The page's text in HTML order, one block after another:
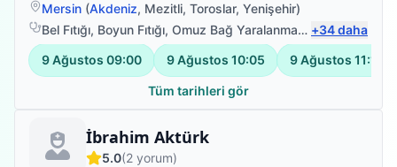
Mersin (Akdeniz, Mezitli, Toroslar, Yenişehir)
Bel Fıtığı, Boyun Fıtığı, Omuz Bağ Yaralanması ,Bel Ağrısı
+34daha
9 Ağustos 09:00 9 Ağustos 10:05 9 Ağustos 11:10
Tüm tarihleri gör
İbrahim Aktürk
Fizyoterapist
5.0(2 yorum)